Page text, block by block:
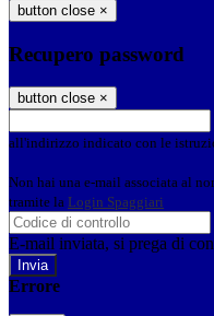
button close ×
Recupero password
button close ×
all'indirizzo indicato con le
Non hai una e-mail associata al
tramite la Login Spaggiari
E-mail inviata, si prega di
Errore